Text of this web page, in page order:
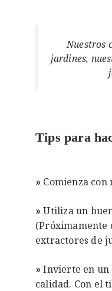
Nuestros
jardines,
Tips para
» Comienza con
» Utiliza un
(Próximamente
extractores de
» Invierte en un
calidad. Con el